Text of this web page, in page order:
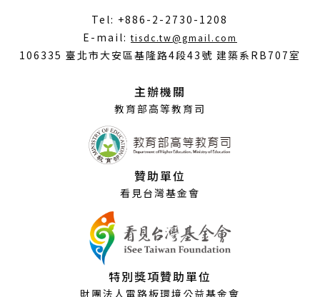
Tel: +886-2-2730-1208
E-mail:tisdc.tw@gmail.com
開
106335 臺北市大安區基隆路4段43號 建築系RB707室
主辦機關
教育部高等教育司
贊助單位
看見台灣基金會
特別獎項贊助單位
財團法人電路板環境公益基金會